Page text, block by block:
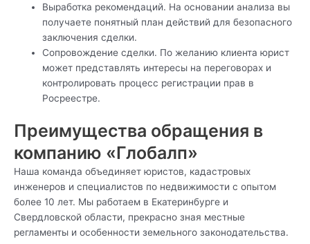
Выработка рекомендаций. На основании анализа вы
получаете понятный план действий для безопасного
заключения сделки.
Сопровождение сделки. По желанию клиента юрист
может представлять интересы на переговорах и
контролировать процесс регистрации прав в
Росреестре.
Преимущества обращения в
компанию «Глобалп»
Наша команда объединяет юристов, кадастровых
инженеров и специалистов по недвижимости с опытом
более 10 лет. Мы работаем в Екатеринбурге и
Свердловской области, прекрасно зная местные
регламенты и особенности земельного законодательства.